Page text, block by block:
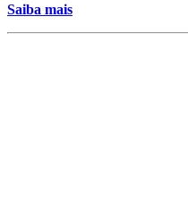
Saiba mais